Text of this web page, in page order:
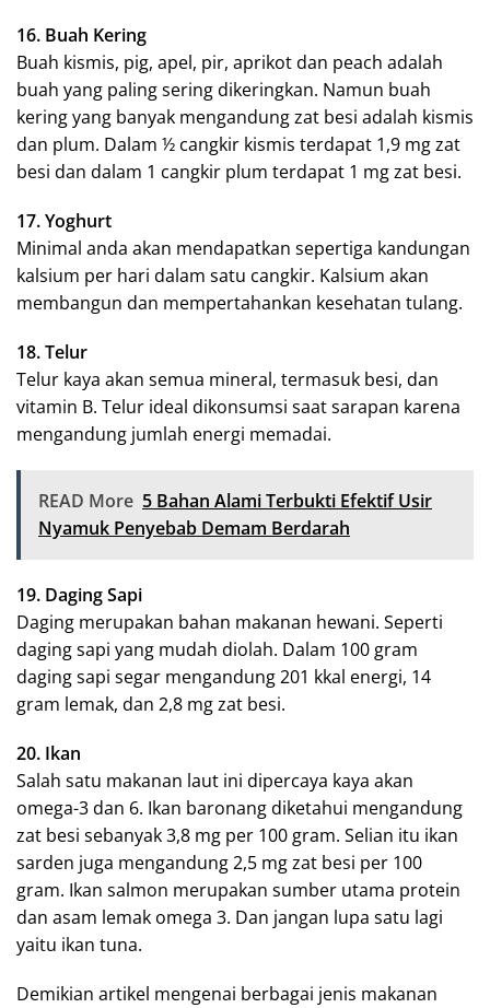
16. Buah Kering
Buah kismis, pig, apel, pir, aprikot dan peach adalah
buah yang paling sering dikeringkan. Namun buah
kering yang banyak mengandung zat besi adalah kismis
dan plum. Dalam ½ cangkir kismis terdapat 1,9 mg zat
besi dan dalam 1 cangkir plum terdapat 1 mg zat besi.
17. Yoghurt
Minimal anda akan mendapatkan sepertiga kandungan
kalsium per hari dalam satu cangkir. Kalsium akan
membangun dan mempertahankan kesehatan tulang.
18. Telur
Telur kaya akan semua mineral, termasuk besi, dan
vitamin B. Telur ideal dikonsumsi saat sarapan karena
mengandung jumlah energi memadai.
READ More 5 Bahan Alami Terbukti Efektif Usir
Nyamuk Penyebab Demam Berdarah
19. Daging Sapi
Daging merupakan bahan makanan hewani. Seperti
daging sapi yang mudah diolah. Dalam 100 gram
daging sapi segar mengandung 201 kkal energi, 14
gram lemak, dan 2,8 mg zat besi.
20. Ikan
Salah satu makanan laut ini dipercaya kaya akan
omega-3 dan 6. Ikan baronang diketahui mengandung
zat besi sebanyak 3,8 mg per 100 gram. Selian itu ikan
sarden juga mengandung 2,5 mg zat besi per 100
gram. Ikan salmon merupakan sumber utama protein
dan asam lemak omega 3. Dan jangan lupa satu lagi
yaitu ikan tuna.
Demikian artikel mengenai berbagai jenis makanan